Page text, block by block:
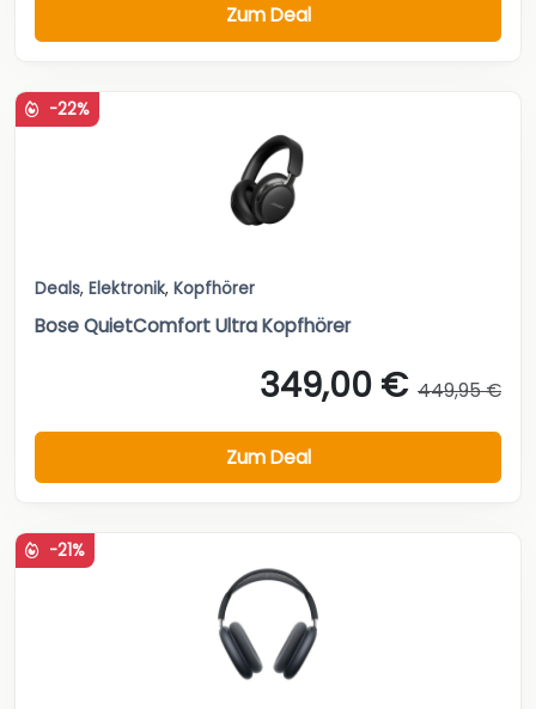
Zum Deal
-22%
Deals, Elektronik, Kopfhörer
Bose QuietComfort Ultra Kopfhörer
349,00 € 449,95 €
Zum Deal
-21%